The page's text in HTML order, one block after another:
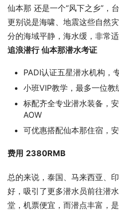
仙本那 还是一个“风下之乡”，
更别说是海啸、地震这些自然
分的海域平静，海水缓，非常适
追浪潜行 仙本那潜水考证
PADI认证五星潜水机构，
小班VIP教学，最多一位教
标配齐全专业潜水装备，
AOW
可优惠搭配仙本那住宿，
费用 2380RMB
总的来说，泰国、马来西亚、
好，吸引了更多潜水员前往潜
堂，机票便宜，而潜点丰富，